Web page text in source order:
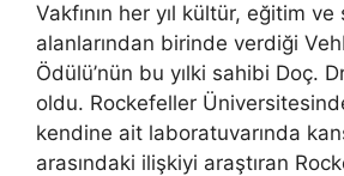
Vakfının her yıl kültür, eğitim ve
alanlarından birinde verdiği
Ödülü’nün bu yılki sahibi Doç.
oldu. Rockefeller
kendine ait laboratuvarında
arasındaki ilişkiyi araştıran